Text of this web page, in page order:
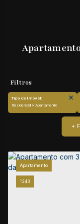
Residencial » Apartamento
1243
Apartamento